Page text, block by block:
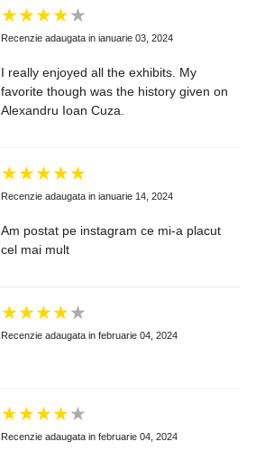
★★★★★
Recenzie adaugata in ianuarie 03, 2024
I really enjoyed all the exhibits. My
favorite though was the history given on
Alexandru Ioan Cuza.
★★★★★
Recenzie adaugata in ianuarie 14, 2024
Am postat pe instagram ce mi-a placut
cel mai mult
★★★★★
Recenzie adaugata in februarie 04, 2024
★★★★★
Recenzie adaugata in februarie 04, 2024